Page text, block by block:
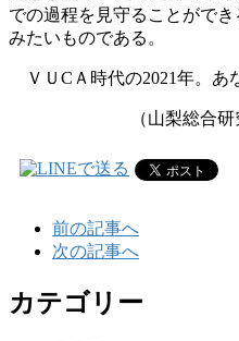
での過程を見守ることがで
みたいものである。
ＶＵ C Ａ時代の2021年。あ
（山梨総合
前の記事へ
次の記事へ
カテゴリー